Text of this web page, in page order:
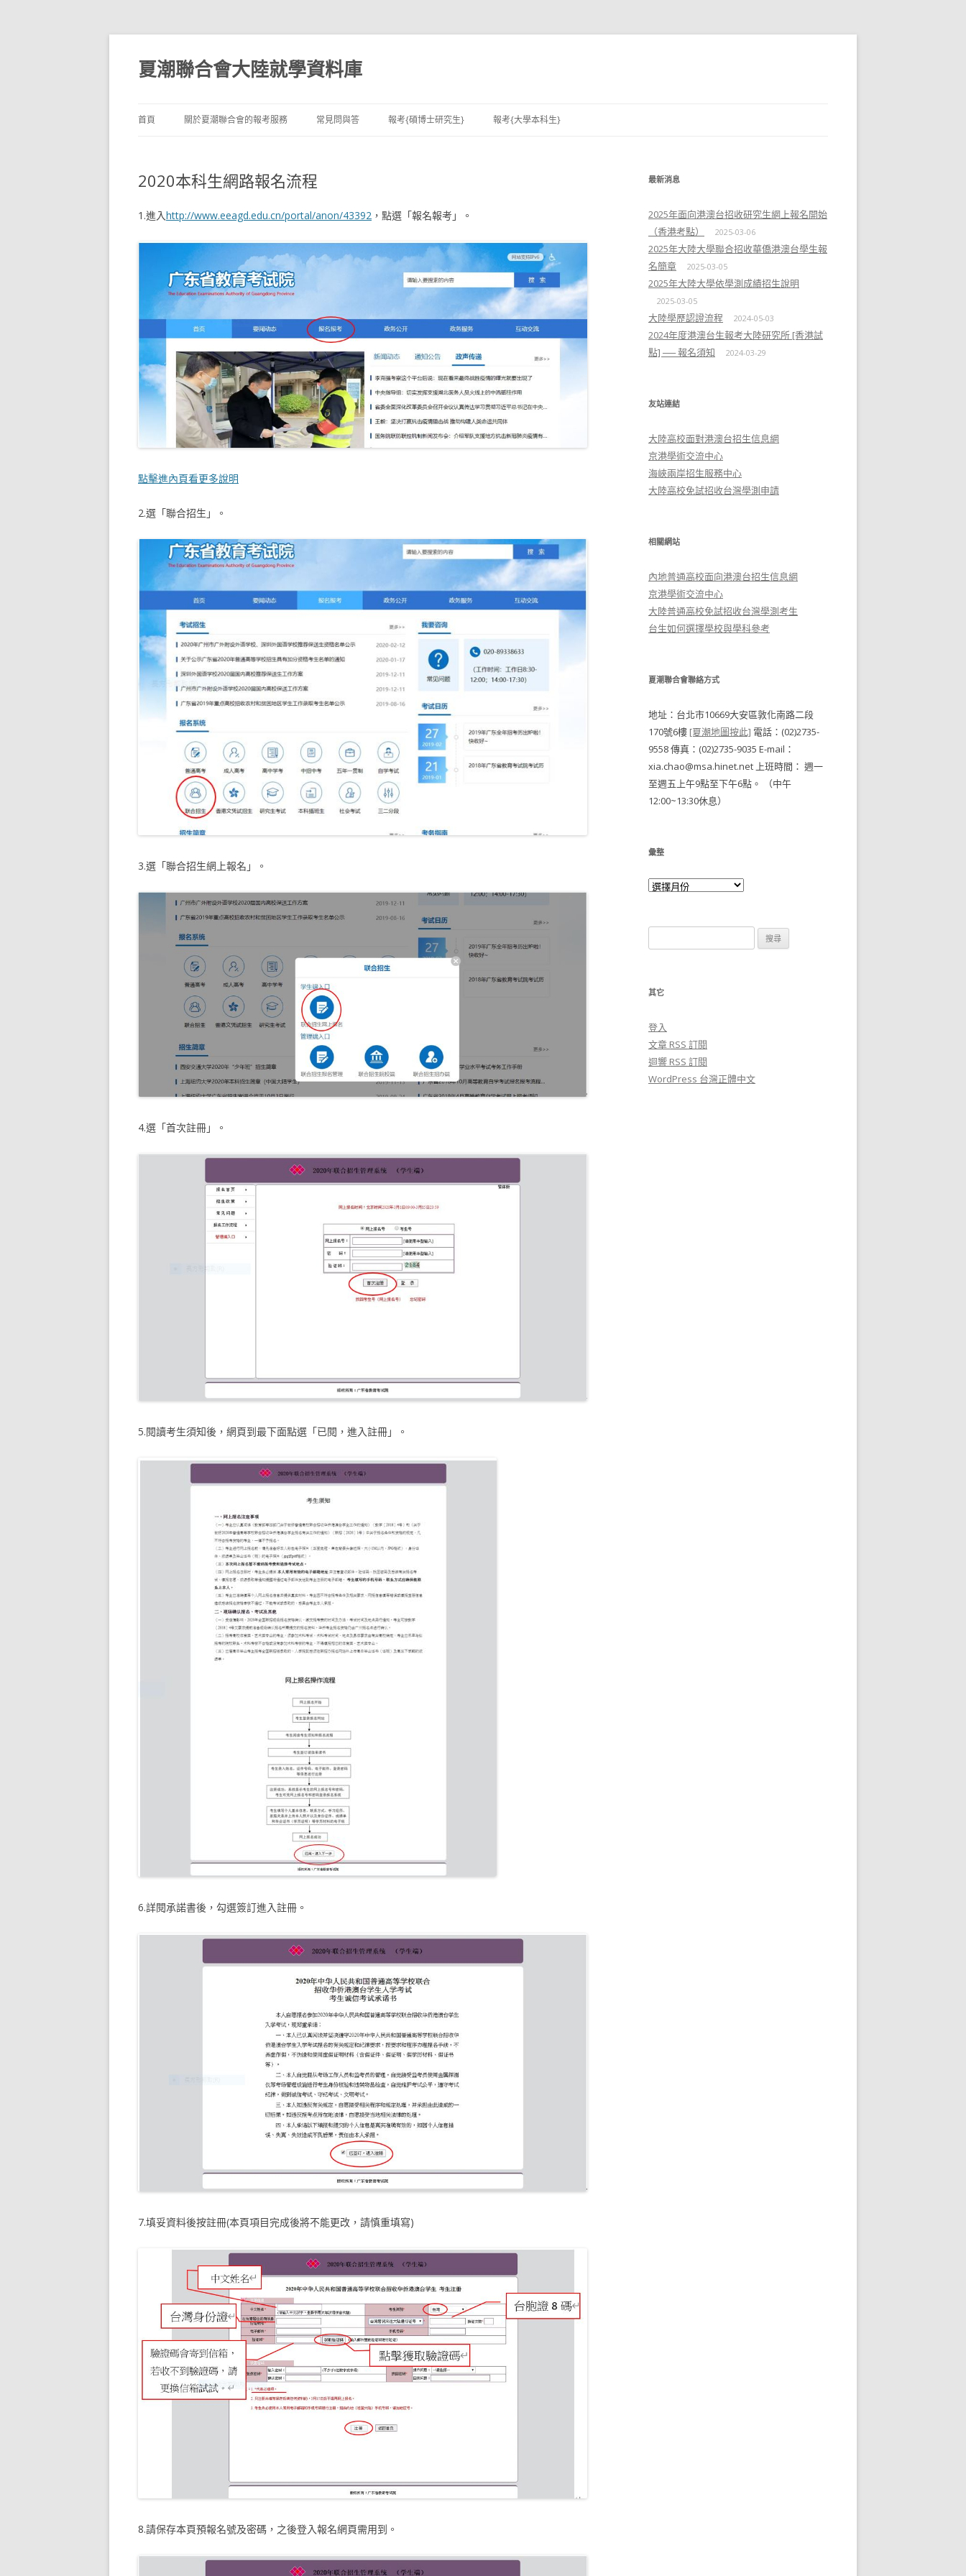
夏潮聯合會大陸就學資料庫
首頁 關於夏潮聯合會的報考服務 常見問與答 報考{碩博士研究生} 報考{大學本科生}
2020本科生網路報名流程
1.進入http://www.eeagd.edu.cn/portal/anon/43392 ，點選「報名報考」。
點擊進內頁看更多說明
2.選「聯合招生」。
3.選「聯合招生網上報名」。
4.選「首次註冊」。
5.閱讀考生須知後，網頁到最下面點選「已閱，進入註冊」。
6.詳閱承諾書後，勾選簽訂進入註冊。
7.填妥資料後按註冊(本頁項目完成後將不能更改，請慎重填寫)
8.請保存本頁預報名號及密碼，之後登入報名網頁需用到。
最新消息
2025年面向港澳台招收研究生網上報名開始
（香港考點）
2025-03-06
2025年大陸大學聯合招收華僑港澳台學生報
名簡章
2025-03-05
2025年大陸大學依學測成績招生說明
2025-03-05
大陸學歷認證流程 2024-05-03
2024年度港澳台生報考大陸研究所 [香港試
點] ── 報名須知
2024-03-29
友站連結
大陸高校面對港澳台招生信息網
京港學術交流中心
海峽兩岸招生服務中心
大陸高校免試招收台灣學測申請
相關網站
內地普通高校面向港澳台招生信息網
京港學術交流中心
大陸普通高校免試招收台灣學測考生
台生如何選擇學校與學科參考
夏潮聯合會聯絡方式
地址：台北市10669大安區敦化南路二段
170號6樓 [夏潮地圖按此] 電話：(02)2735-
9558 傳真：(02)2735-9035 E-mail：
xia.chao@msa.hinet.net 上班時間： 週一
至週五上午9點至下午6點。 （中午
12:00~13:30休息）
彙整
其它
登入
文章 RSS 訂閱
迴響 RSS 訂閱
WordPress 台灣正體中文